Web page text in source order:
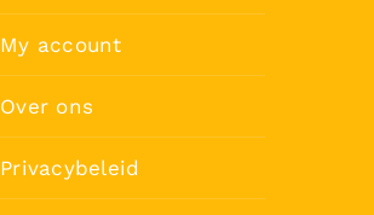
My account
Over ons
Privacybeleid